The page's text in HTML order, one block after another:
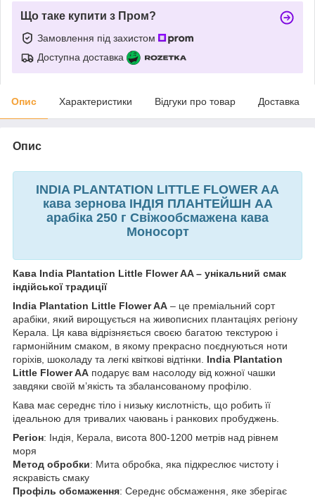
Що таке купити з Пром?
Замовлення під захистом
Доступна доставка
Опис Характеристики Відгуки про товар Доставка
Опис
INDIA PLANTATION LITTLE FLOWER AA
кава зернова ІНДІЯ ПЛАНТЕЙШН АА
арабіка 250 г Свіжообсмажена кава
Моносорт
Кава India Plantation Little Flower AA – унікальний смак
індійської традиції
India Plantation Little Flower AA – це преміальний сорт
арабіки, який вирощується на живописних плантаціях регіону
Керала. Ця кава відрізняється своєю багатою текстурою і
гармонійним смаком, в якому прекрасно поєднуються ноти
горіхів, шоколаду та легкі квіткові відтінки. India Plantation
Little Flower AA подарує вам насолоду від кожної чашки
завдяки своїй м’якість та збалансованому профілю.
Кава має середнє тіло і низьку кислотність, що робить її
ідеальною для тривалих чаювань і ранкових пробуджень.
Регіон: Індія, Керала, висота 800-1200 метрів над рівнем
моря
Метод обробки: Мита обробка, яка підкреслює чистоту і
яскравість смаку
Профіль обсмаження: Середнє обсмаження, яке зберігає